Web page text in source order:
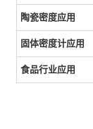
陶瓷密度应用
固体密度计应用
食品行业应用